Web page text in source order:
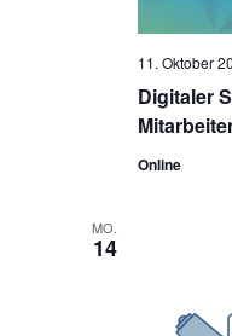
Digitaler
11. Oktober
Online
MO.
14